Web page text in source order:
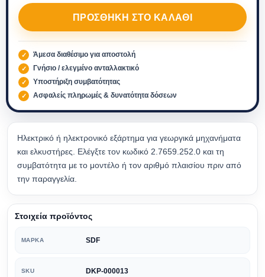
Ηλεκτρικό ή ηλεκτρονικό εξάρτημα για γεωργικά μηχανήματα
και ελκυστήρες. Ελέγξτε τον κωδικό 2.7659.252.0 και τη
συμβατότητα με το μοντέλο ή τον αριθμό πλαισίου πριν από
την παραγγελία.
Στοιχεία προϊόντος
ΜΆΡΚΑ SDF
SKU DKP-000013
ΠΡΟΣΘΉΚΗ ΣΤΟ ΚΑΛΆΘΙ
Άμεσα διαθέσιμο για αποστολή
Γνήσιο / ελεγμένο ανταλλακτικό
Υποστήριξη συμβατότητας
Ασφαλείς πληρωμές & δυνατότητα δόσεων